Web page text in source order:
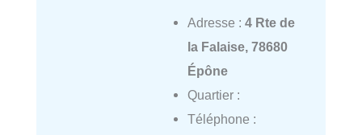
Adresse : 4 Rte de
la Falaise, 78680
Épône
Quartier :
Téléphone :